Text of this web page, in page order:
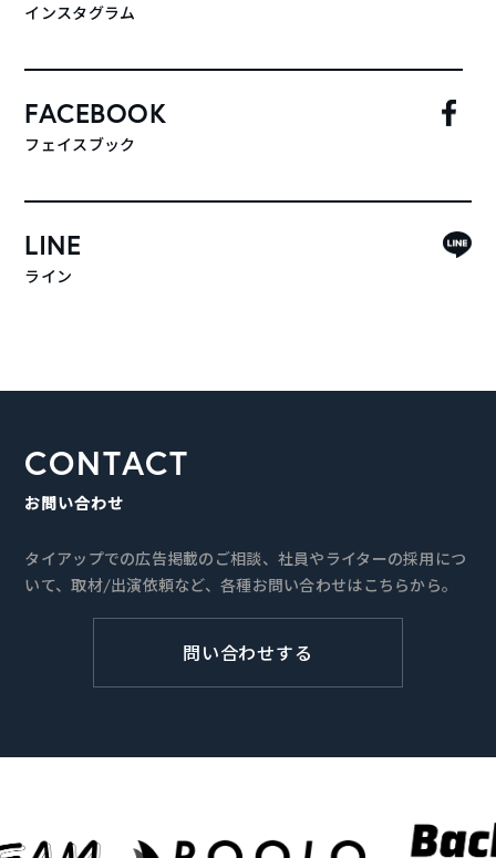
インスタグラム
FACEBOOK
フェイスブック
LINE
ライン
CONTACT
お問い合わせ
タイアップでの広告掲載のご相談、社員やライターの採用につ
いて、取材/出演依頼など、各種お問い合わせはこちらから。
問い合わせする